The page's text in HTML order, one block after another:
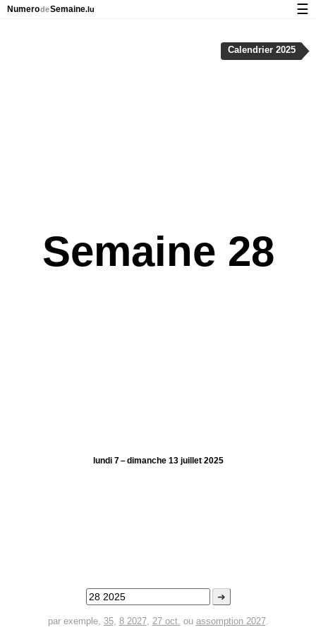
Semaine 28
lundi 7 – dimanche 13 juillet 2025
➜
par exemple, 35, 8 2027, 27 oct. ou assomption 2027.
Calendrier 2025
NumerodeSemaine.lu ☰